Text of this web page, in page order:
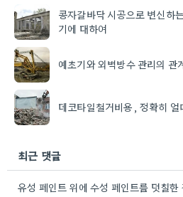
콩자갈바닥 시공으로 변신하
기에 대하여
예초기와 외벽방수 관리의 관
데코타일철거비용, 정확히 얼
최근 댓글